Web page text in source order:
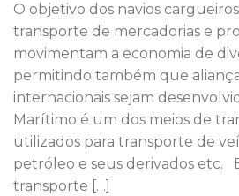
O objetivo dos navios
transporte de mercadorias e
movimentam a economia de
permitindo também que
internacionais sejam
Marítimo é um dos meios de
utilizados para transporte de
petróleo e seus derivados etc.
transporte […]